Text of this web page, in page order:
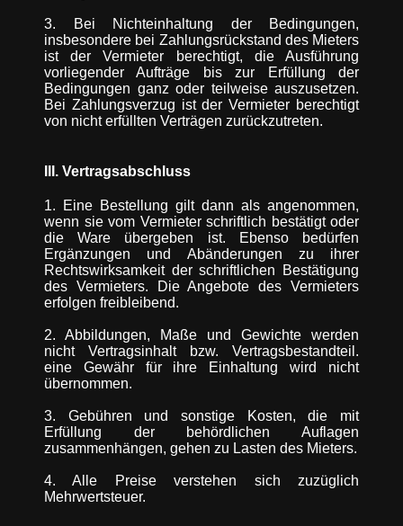
3. Bei Nichteinhaltung der Bedingungen,
insbesondere bei Zahlungsrückstand des Mieters
ist der Vermieter berechtigt, die Ausführung
vorliegender Aufträge bis zur Erfüllung der
Bedingungen ganz oder teilweise auszusetzen.
Bei Zahlungsverzug ist der Vermieter berechtigt
von nicht erfüllten Verträgen zurückzutreten.
III. Vertragsabschluss
1. Eine Bestellung gilt dann als angenommen,
wenn sie vom Vermieter schriftlich bestätigt oder
die Ware übergeben ist. Ebenso bedürfen
Ergänzungen und Abänderungen zu ihrer
Rechtswirksamkeit der schriftlichen Bestätigung
des Vermieters. Die Angebote des Vermieters
erfolgen freibleibend.
2. Abbildungen, Maße und Gewichte werden
nicht Vertragsinhalt bzw. Vertragsbestandteil.
eine Gewähr für ihre Einhaltung wird nicht
übernommen.
3. Gebühren und sonstige Kosten, die mit
Erfüllung der behördlichen Auflagen
zusammenhängen, gehen zu Lasten des Mieters.
4. Alle Preise verstehen sich zuzüglich
Mehrwertsteuer.